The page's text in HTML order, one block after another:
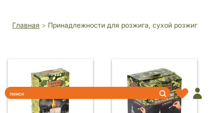
Главная > Принадлежности для розжига, сухой розжиг